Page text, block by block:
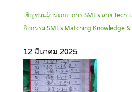
เชิญชวนผู้ประกอบการ SMEs สาย Tech
กิจกรรม SMEs Matching Knowledge &
12 มีนาคม 2025